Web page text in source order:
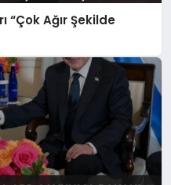
“Çok Ağır Şekilde